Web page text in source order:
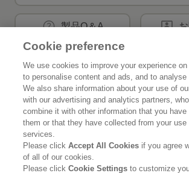
製品Q＆A
花王公式SNSアカウント
Home
サステナビリティ イ
Cookie preference
We use cookies to improve your experience
to personalise content and ads, and to analyse
We also share information about your use of
with our advertising and analytics partners,
combine it with other information that you have
them or that they have collected from your use
services.
Please clickAccept All Cookies if you agree
of all of our cookies.
Please clickCookie Settingsto customize